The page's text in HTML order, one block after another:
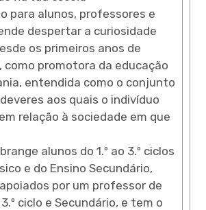
para alunos, professores e
despertar a curiosidade
os primeiros anos de
como promotora da educação
entendida como o conjunto
aos quais o indivíduo
relação à sociedade em que
alunos do 1.º ao 3.º ciclos
e do Ensino Secundário,
por um professor de
ciclo e Secundário, e tem o